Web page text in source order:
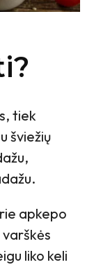
tiek
šviežių
apkepo
liko keli